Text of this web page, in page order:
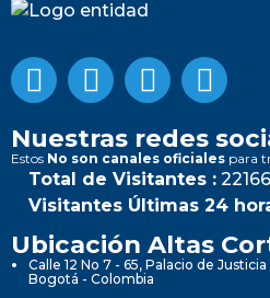
Nuestras redes
Estos No son canales oficiales para
Total de Visitantes :
Visitantes Últimas 24
Ubicación Altas
Calle 12 No 7 - 65, Palacio de
Bogotá - Colombia